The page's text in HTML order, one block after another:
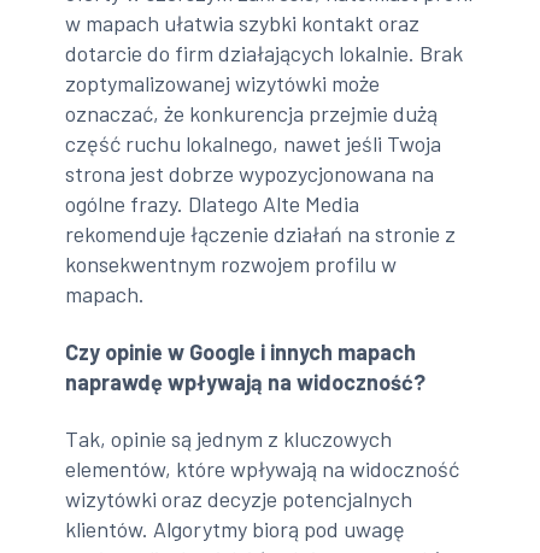
w mapach ułatwia szybki kontakt oraz
dotarcie do firm działających lokalnie. Brak
zoptymalizowanej wizytówki może
oznaczać, że konkurencja przejmie dużą
część ruchu lokalnego, nawet jeśli Twoja
strona jest dobrze wypozycjonowana na
ogólne frazy. Dlatego Alte Media
rekomenduje łączenie działań na stronie z
konsekwentnym rozwojem profilu w
mapach.
Czy opinie w Google i innych mapach
naprawdę wpływają na widoczność?
Tak, opinie są jednym z kluczowych
elementów, które wpływają na widoczność
wizytówki oraz decyzje potencjalnych
klientów. Algorytmy biorą pod uwagę